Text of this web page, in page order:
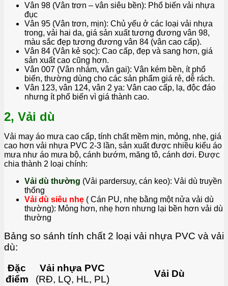
Vân 98 (Vân trơn – vân siêu bền): Phổ biến vải nhựa
đục
Vân 95 (Vân trơn, mịn): Chủ yếu ở các loại vải nhựa
trong, vải hai da, giá sản xuất tương đương vân 98,
màu sắc đẹp tương đương vân 84 (vân cao cấp).
Vân 84 (Vân kẻ sọc): Cao cấp, đẹp và sang hơn, giá
sản xuất cao cũng hơn.
Vân 007 (Vân nhám, vân gai): Vân kém bền, ít phổ
biến, thường dùng cho các sản phẩm giá rẻ, dễ rách.
Vân 123, vân 124, vân 2 ya: Vân cao cấp, lạ, độc đáo
nhưng ít phổ biến vì giá thành cao.
2, Vải dù
Vải may áo mưa cao cấp, tính chất mềm mịn, mỏng, nhẹ, giá
cao hơn vải nhựa PVC 2-3 lần, sản xuất được nhiều kiểu áo
mưa như áo mưa bộ, cánh bướm, măng tô, cánh dơi. Được
chia thành 2 loại chính:
Vải dù thường (Vải pardersuy, cán keo): Vải dù truyền
thống
Vải dù siêu nhẹ ( Cán PU, nhẹ bằng một nửa vải dù
thường): Mỏng hơn, nhẹ hơn nhưng lại bền hơn vải dù
thường
Bảng so sánh tính chất 2 loại vải nhựa PVC và vải
dù:
Đặc
điểm
Vải nhựa PVC
(RĐ, LQ, HL, PL)
Vải Dù